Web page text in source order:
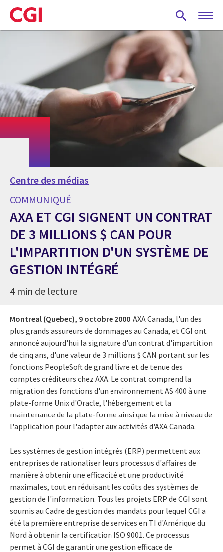
Skip
to
main
Centre des médias
COMMUNIQUÉ
AXA ET CGI SIGNENT UN CONTRAT
DE 3 MILLIONS $ CAN POUR
L'IMPARTITION D'UN SYSTÈME DE
GESTION INTÉGRÉ
4 min de lecture
Montreal (Quebec), 9 octobre 2000 AXA Canada, l'un des
plus grands assureurs de dommages au Canada, et CGI ont
annoncé aujourd'hui la signature d'un contrat d'impartition
de cinq ans, d'une valeur de 3 millions $ CAN portant sur les
fonctions PeopleSoft de grand livre et de tenue des
comptes créditeurs chez AXA. Le contrat comprend la
migration des fonctions d'un environnement AS 400 à une
plate-forme Unix d'Oracle, l'hébergement et la
maintenance de la plate-forme ainsi que la mise à niveau de
l'application pour l'adapter aux activités d'AXA Canada.
Les systèmes de gestion intégrés (ERP) permettent aux
entreprises de rationaliser leurs processus d'affaires de
manière à obtenir une efficacité et une productivité
maximales, tout en réduisant les coûts des systèmes de
gestion de l'information. Tous les projets ERP de CGI sont
soumis au Cadre de gestion des mandats pour lequel CGI a
été la première entreprise de services en TI d'Amérique du
Nord à obtenir la certification ISO 9001. Ce processus
permet à CGI de garantir une gestion efficace de